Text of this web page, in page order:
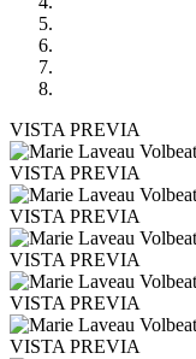
VISTA PREVIA
VISTA PREVIA
VISTA PREVIA
VISTA PREVIA
VISTA PREVIA
VISTA PREVIA